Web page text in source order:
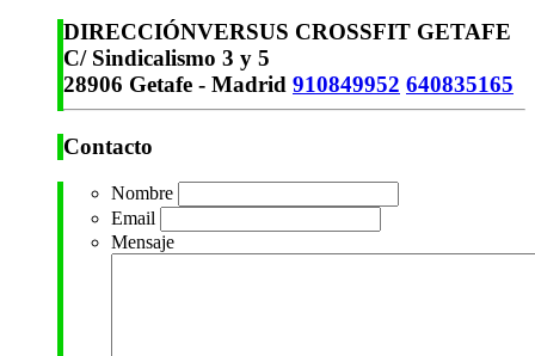
DIRECCIÓNVERSUS CROSSFIT GETAFE
C/ Sindicalismo 3 y 5
28906 Getafe - Madrid 910849952 640835165
Contacto
Nombre
Email
Mensaje